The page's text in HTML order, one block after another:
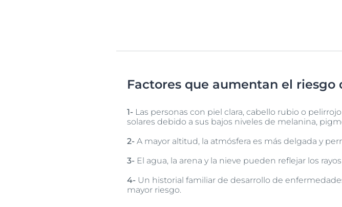
Factores que aumentan el riesgo
1- Las personas con piel clara, cabello rubio o
solares debido a sus bajos niveles de melanina,
2- A mayor altitud, la atmósfera es más delgada y
3- El agua, la arena y la nieve pueden reflejar los
4- Un historial familiar de desarrollo de
mayor riesgo.